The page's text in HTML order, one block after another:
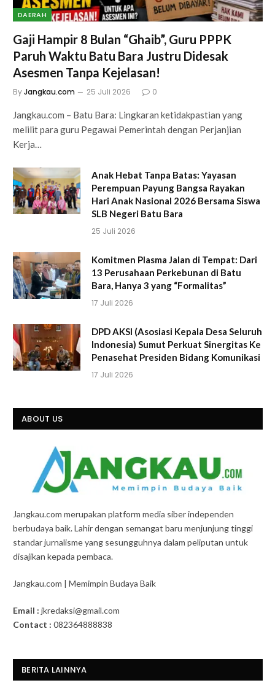
DAERAH
Gaji Hampir 8 Bulan “Ghaib”, Guru PPPK
Paruh Waktu Batu Bara Justru Didesak
Asesmen Tanpa Kejelasan!
ByJangkau.com 25 Juli 2026 0
Jangkau.com – Batu Bara: Lingkaran ketidakpastian yang
melilit para guru Pegawai Pemerintah dengan Perjanjian
Kerja…
Anak Hebat Tanpa Batas: Yayasan
Perempuan Payung Bangsa Rayakan
Hari Anak Nasional 2026 Bersama Siswa
SLB Negeri Batu Bara
25 Juli 2026
Komitmen Plasma Jalan di Tempat: Dari
13 Perusahaan Perkebunan di Batu
Bara, Hanya 3 yang “Formalitas”
17 Juli 2026
DPD AKSI (Asosiasi Kepala Desa Seluruh
Indonesia) Sumut Perkuat Sinergitas Ke
Penasehat Presiden Bidang Komunikasi
17 Juli 2026
ABOUT US
Jangkau.com merupakan platform media siber independen
berbudaya baik. Lahir dengan semangat baru menjunjung tinggi
standar jurnalisme yang sesungguhnya dalam peliputan untuk
disajikan kepada pembaca.
Jangkau.com | Memimpin Budaya Baik
Email : jkredaksi@gmail.com
Contact : 082364888838
BERITA LAINNYA